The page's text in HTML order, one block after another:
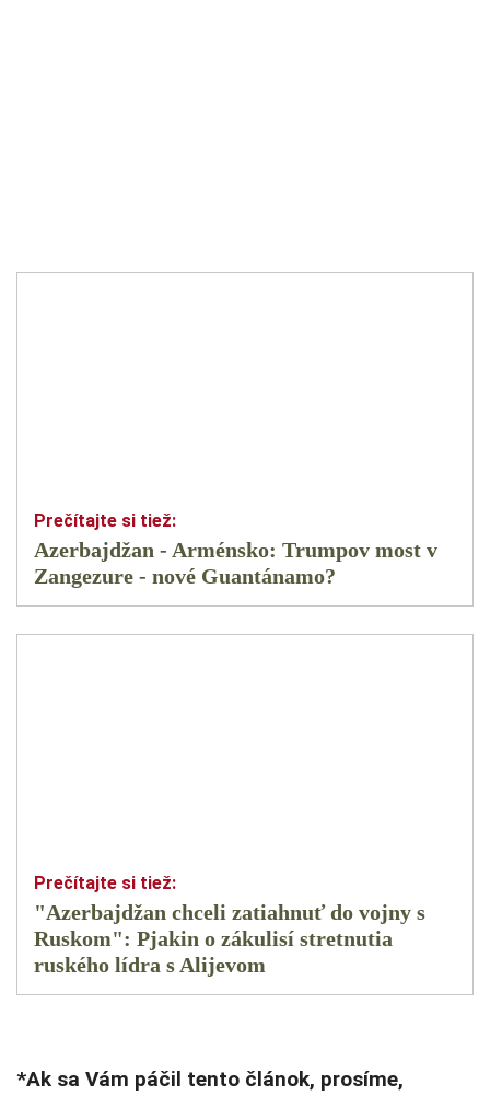
Azerbajdžan - Arménsko: Trumpov most v
Zangezure - nové Guantánamo?
"Azerbajdžan chceli zatiahnuť do vojny s
Ruskom": Pjakin o zákulisí stretnutia
ruského lídra s Alijevom
*Ak sa Vám páčil tento článok, prosíme,